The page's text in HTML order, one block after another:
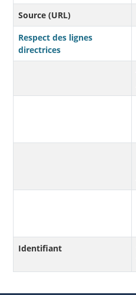
Source (URL)
Respect des lignes
directrices
Identifiant